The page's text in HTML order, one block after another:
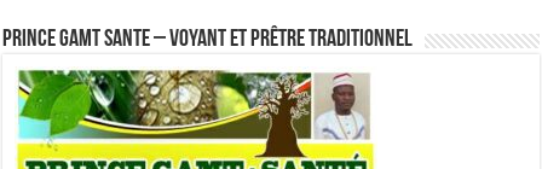
Prince GAMT SANTE – Voyant et Prêtre traditionnel